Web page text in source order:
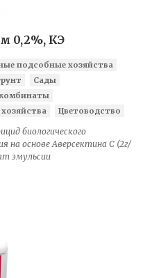
0,2%, КЭ
подсобные хозяйства
Сады
Цветоводство
биологического
на основе Аверсектина С (2г/
эмульсии